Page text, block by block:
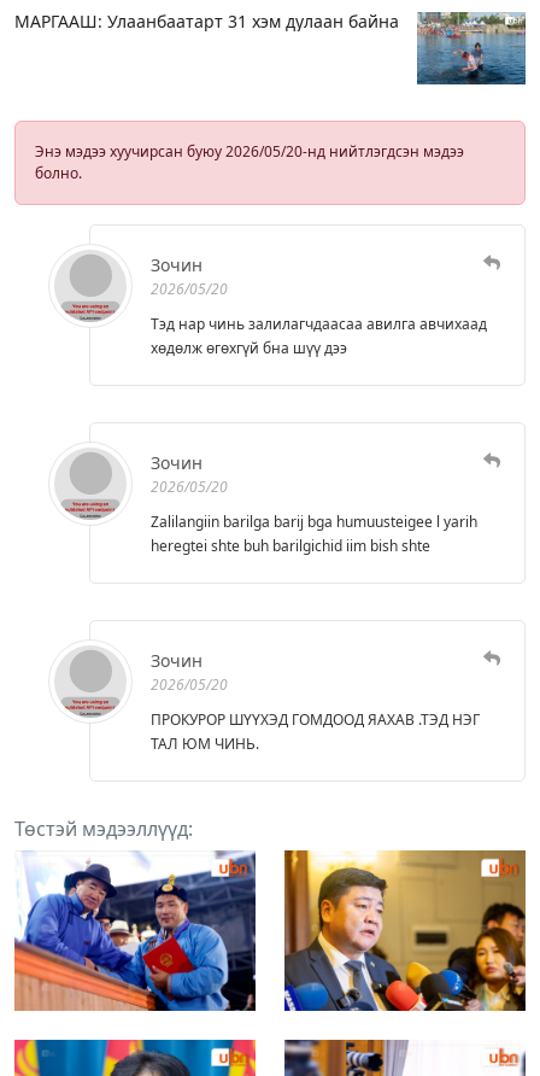
МАРГААШ: Улаанбаатарт 31 хэм дулаан байна
Энэ мэдээ хуучирсан буюу 2026/05/20-нд нийтлэгдсэн мэдээ
болно.
Зочин
2026/05/20
Тэд нар чинь залилагчдаасаа авилга авчихаад
хөдөлж өгөхгүй бна шүү дээ
Зочин
2026/05/20
Zalilangiin barilga barij bga humuusteigee l yarih
heregtei shte buh barilgichid iim bish shte
Зочин
2026/05/20
ПРОКУРОР ШҮҮХЭД ГОМДООД ЯАХАВ .ТЭД НЭГ
ТАЛ ЮМ ЧИНЬ.
Төстэй мэдээллүүд: